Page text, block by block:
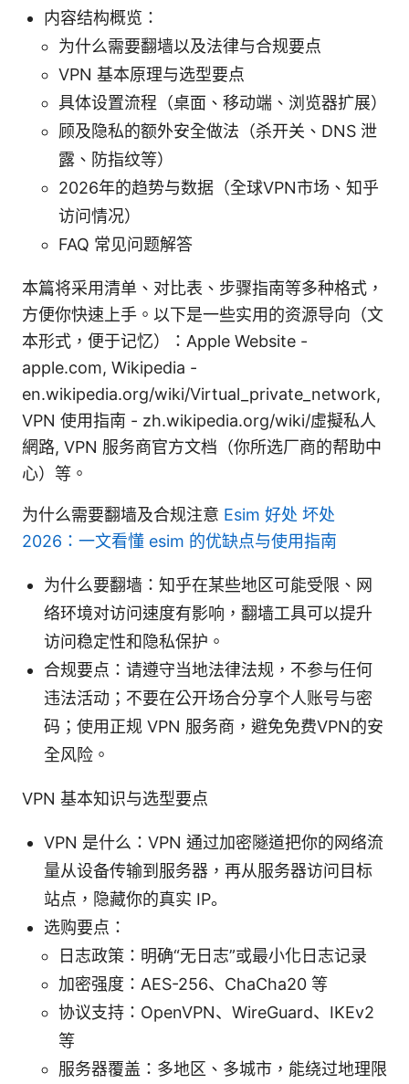
内容结构概览：
为什么需要翻墙以及法律与合规要点
VPN 基本原理与选型要点
具体设置流程（桌面、移动端、浏览器扩展）
顾及隐私的额外安全做法（杀开关、DNS 泄
露、防指纹等）
2026年的趋势与数据（全球VPN市场、知乎
访问情况）
FAQ 常见问题解答
本篇将采用清单、对比表、步骤指南等多种格式，
方便你快速上手。以下是一些实用的资源导向（文
本形式，便于记忆）：Apple Website -
apple.com, Wikipedia -
en.wikipedia.org/wiki/Virtual_private_network,
VPN 使用指南 - zh.wikipedia.org/wiki/虛擬私人
網路, VPN 服务商官方文档（你所选厂商的帮助中
心）等。
为什么需要翻墙及合规注意 Esim 好处 坏处
2026：一文看懂 esim 的优缺点与使用指南
为什么要翻墙：知乎在某些地区可能受限、网
络环境对访问速度有影响，翻墙工具可以提升
访问稳定性和隐私保护。
合规要点：请遵守当地法律法规，不参与任何
违法活动；不要在公开场合分享个人账号与密
码；使用正规 VPN 服务商，避免免费VPN的安
全风险。
VPN 基本知识与选型要点
VPN 是什么：VPN 通过加密隧道把你的网络流
量从设备传输到服务器，再从服务器访问目标
站点，隐藏你的真实 IP。
选购要点：
日志政策：明确“无日志”或最小化日志记录
加密强度：AES-256、ChaCha20 等
协议支持：OpenVPN、WireGuard、IKEv2
等
服务器覆盖：多地区、多城市，能绕过地理限